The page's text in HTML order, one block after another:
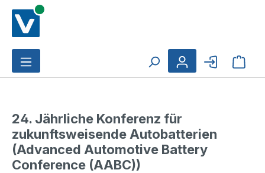
Zum Hauptinhalt springen
24. Jährliche Konferenz für
zukunftsweisende Autobatterien
(Advanced Automotive Battery
Conference (AABC))